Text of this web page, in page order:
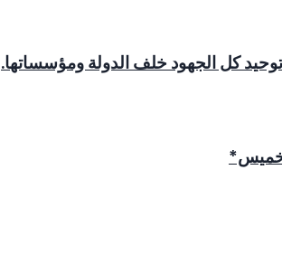
كل الجهود خلف الدولة ومؤسساتها.